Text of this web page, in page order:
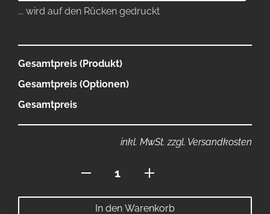
... wird auf den Rücken gedruckt
Gesamtpreis (Produkt)
Gesamtpreis (Optionen)
Gesamtpreis
inkl. MwSt. zzgl. Versandkosten
ohne
Bauchtasche
Menge
In den Warenkorb